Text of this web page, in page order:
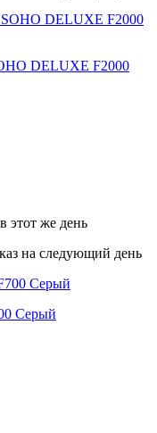
DELUXE F2000
этот же день
на следующий день
Серый